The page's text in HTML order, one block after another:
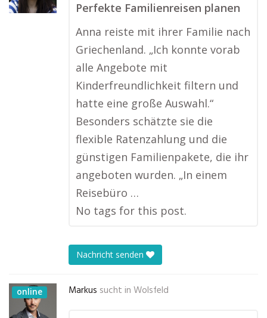
Perfekte Familienreisen planen
Anna reiste mit ihrer Familie nach
Griechenland. „Ich konnte vorab
alle Angebote mit
Kinderfreundlichkeit filtern und
hatte eine große Auswahl.“
Besonders schätzte sie die
flexible Ratenzahlung und die
günstigen Familienpakete, die ihr
angeboten wurden. „In einem
Reisebüro …
No tags for this post.
Nachricht senden
online Markus sucht in Wolsfeld